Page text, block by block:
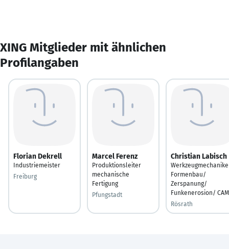
XING Mitglieder mit ähnlichen
Profilangaben
Florian Dekrell
Industriemeister
Freiburg
Marcel Ferenz
Produktionsleiter
mechanische
Fertigung
Pfungstadt
Christian Labisch
Formenbau/
Zerspanung/
Funkenerosion/ CAM
Rösrath